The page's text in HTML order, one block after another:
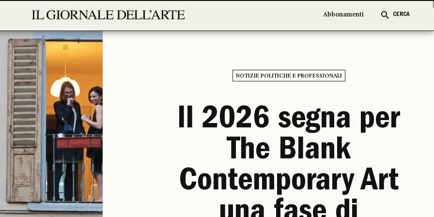
Abbonamenti CERCA
Abbonamenti CERCA
NOTIZIE POLITICHE E PROFESSIONALI
Il 2026 segna per
The Blank
Contemporary Art